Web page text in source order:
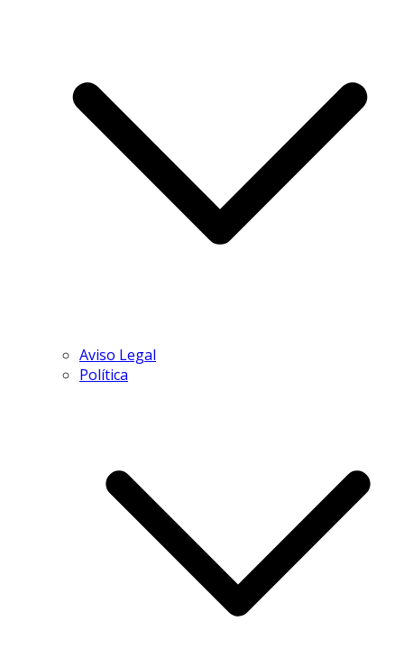
Aviso Legal
Política